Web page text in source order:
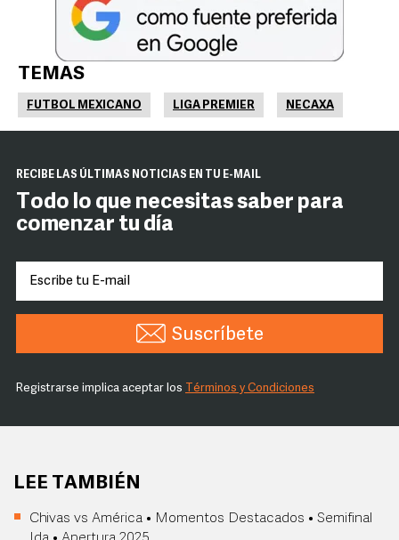
TEMAS
FUTBOL MEXICANO LIGA PREMIER NECAXA
RECIBE LAS ÚLTIMAS NOTICIAS EN TU E-MAIL
Todo lo que necesitas saber para
comenzar tu día
Suscríbete
Registrarse implica aceptar los Términos y Condiciones
LEE TAMBIÉN
Chivas vs América • Momentos Destacados • Semifinal